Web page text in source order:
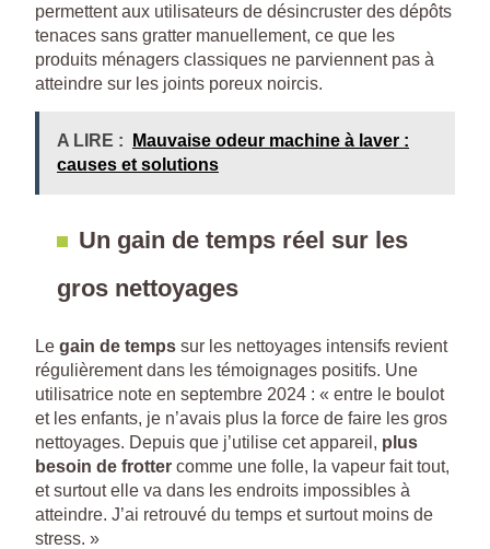
permettent aux utilisateurs de désincruster des dépôts
tenaces sans gratter manuellement, ce que les
produits ménagers classiques ne parviennent pas à
atteindre sur les joints poreux noircis.
A LIRE :
Mauvaise odeur machine à laver :
causes et solutions
Un gain de temps réel sur les
gros nettoyages
Le gain de temps sur les nettoyages intensifs revient
régulièrement dans les témoignages positifs. Une
utilisatrice note en septembre 2024 : « entre le boulot
et les enfants, je n’avais plus la force de faire les gros
nettoyages. Depuis que j’utilise cet appareil, plus
besoin de frotter comme une folle, la vapeur fait tout,
et surtout elle va dans les endroits impossibles à
atteindre. J’ai retrouvé du temps et surtout moins de
stress. »